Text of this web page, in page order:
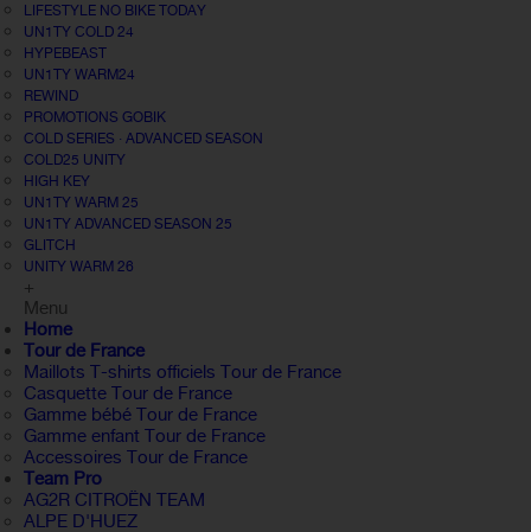
LIFESTYLE NO BIKE TODAY
UN1TY COLD 24
HYPEBEAST
UN1TY WARM24
REWIND
PROMOTIONS GOBIK
COLD SERIES · ADVANCED SEASON
COLD25 UNITY
HIGH KEY
UN1TY WARM 25
UN1TY ADVANCED SEASON 25
GLITCH
UNITY WARM 26
+
Menu
Home
Tour de France
Maillots T-shirts officiels Tour de France
Casquette Tour de France
Gamme bébé Tour de France
Gamme enfant Tour de France
Accessoires Tour de France
Team Pro
AG2R CITROËN TEAM
ALPE D'HUEZ